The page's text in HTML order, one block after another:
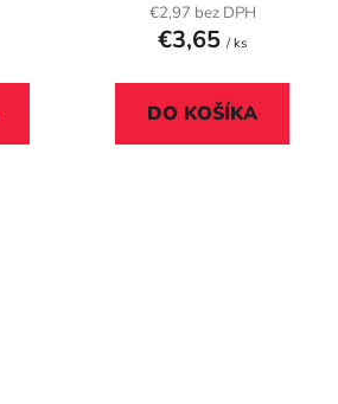
€2,97 bez DPH
€3,65 / ks
DO KOŠÍKA